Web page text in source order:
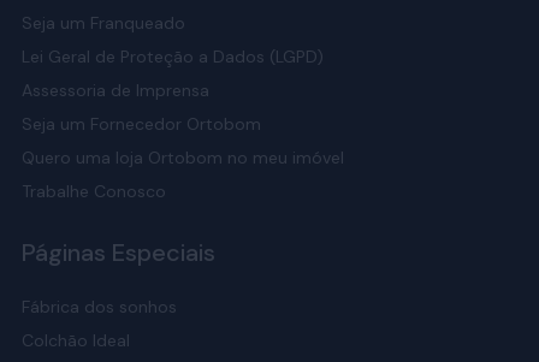
Seja um Franqueado
Lei Geral de Proteção a Dados (LGPD)
Assessoria de Imprensa
Seja um Fornecedor Ortobom
Quero uma loja Ortobom no meu imóvel
Trabalhe Conosco
Páginas Especiais
Fábrica dos sonhos
Colchão Ideal